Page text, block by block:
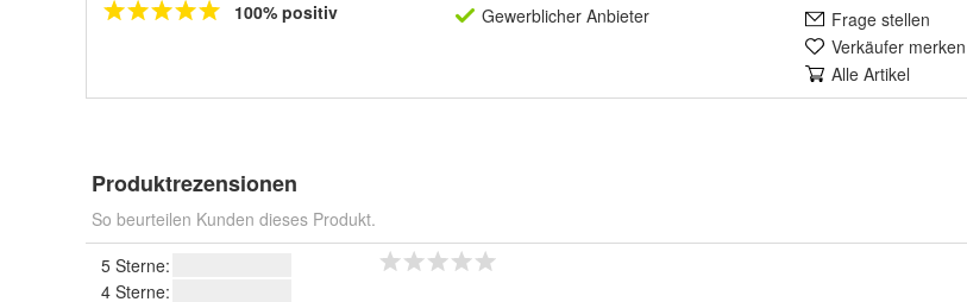
100% positiv
Gewerblicher Anbieter
Frage stellen
Verkäufer merken
Alle Artikel
Produktrezensionen
So beurteilen Kunden dieses Produkt.
5 Sterne:
4 Sterne: